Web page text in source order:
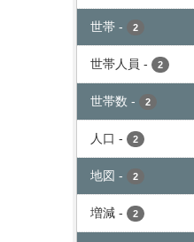
世帯 - 2
世帯人員 - 2
世帯数 - 2
人口 - 2
地図 - 2
増減 - 2